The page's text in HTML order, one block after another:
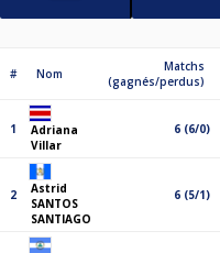
# Nom
Matchs
(gagnés/perdus)
1
Adriana
Villar
6 (6/0)
2
Astrid
SANTOS
SANTIAGO
6 (5/1)